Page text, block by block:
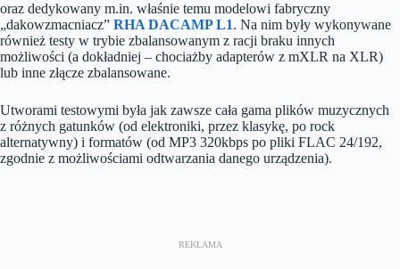
oraz dedykowany m.in. właśnie temu modelowi fabryczny
„dakowzmacniacz” RHA DACAMP L1. Na nim były wykonywane
również testy w trybie zbalansowanym z racji braku innych
możliwości (a dokładniej – chociażby adapterów z mXLR na XLR)
lub inne złącze zbalansowane.
Utworami testowymi była jak zawsze cała gama plików muzycznych
z różnych gatunków (od elektroniki, przez klasykę, po rock
alternatywny) i formatów (od MP3 320kbps po pliki FLAC 24/192,
zgodnie z możliwościami odtwarzania danego urządzenia).